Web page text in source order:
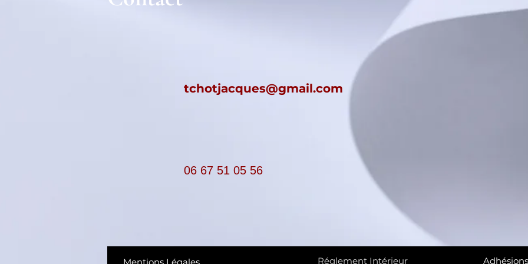
tchotjacques@gmail.com
06 67 51 05 56
Réglement Intérieur Adhésions